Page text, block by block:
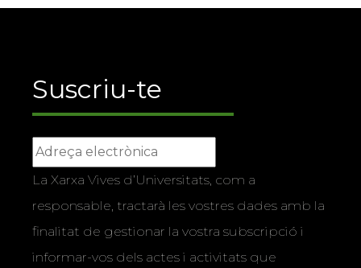
Suscriu-te
La Xarxa Vives d’Universitats, com a
responsable, tractarà les vostres dades amb la
finalitat de gestionar la vostra subscripció i
informar-vos dels actes i activitats que